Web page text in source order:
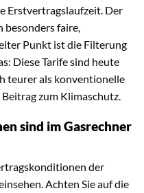
Erstvertragslaufzeit. Der
faire,
Punkt ist die Filterung
Diese Tarife sind heute
teurer als konventionelle
zum Klimaschutz.
sind im Gasrechner
der
Achten Sie auf die